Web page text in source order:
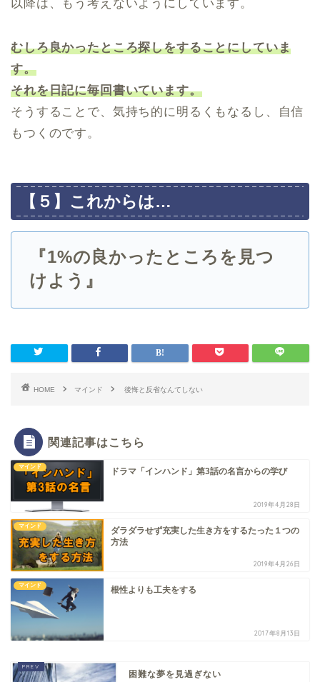
以降は、もう考えないようにしています。
むしろ良かったところ探しをすることにしていま
す。
それを日記に毎回書いています。
そうすることで、気持ち的に明るくもなるし、自信
もつくのです。
【５】これからは…
『1%の良かったところを見つ
けよう』
HOME マインド 後悔と反省なんてしない
関連記事はこちら
マインド ドラマ「インハンド」第3話の名言からの学び
2019年4月28日
マインド
ダラダラせず充実した生き方をするたった１つの
方法
2019年4月26日
マインド 根性よりも工夫をする
2017年8月13日
困難な夢を見過ぎない